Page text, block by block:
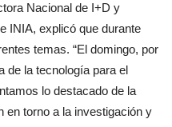
Nacional de I+D y
INIA, explicó que durante
temas. “El domingo, por
de la tecnología para el
lo destacado de la
en torno a la investigación y